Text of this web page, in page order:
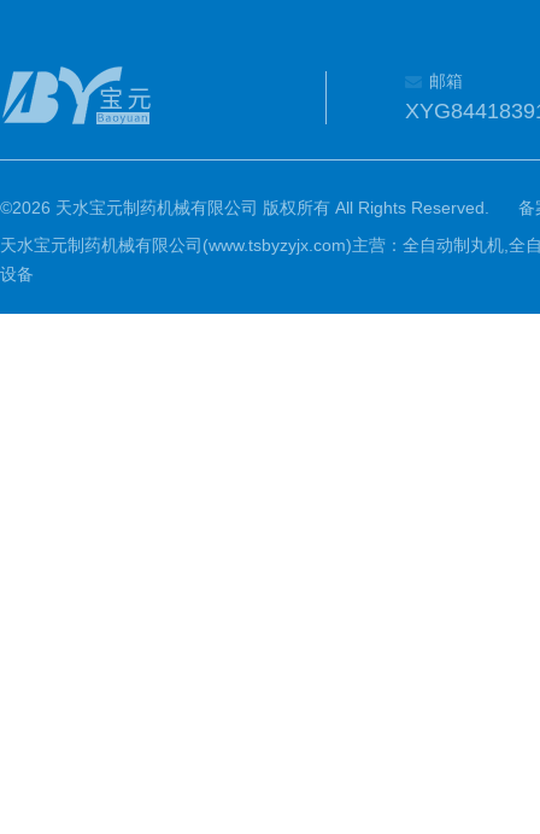
邮箱
©2026 天水宝元制药机械有限公司 版权所有 All Rights Reserved.
备
天水宝元制药机械有限公司(www.tsbyzyjx.com)主营：全自动制丸机,
设备